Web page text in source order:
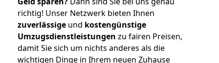
richtig! Unser Netzwerk bieten Ihnen
zuverlässige und kostengünstige
Umzugsdienstleistungen zu fairen Preisen,
damit Sie sich um nichts anderes als die
wichtigen Dinge in Ihrem neuen Zuhause